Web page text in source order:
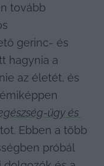
tovább
gerinc- és
hagynia a
az életét, és
ügy és
Ebben a több
próbál